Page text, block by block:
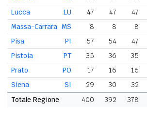
LU
Lucca 47 47 47
MS
Massa-Carrara 8 8 8
PI
Pisa 57 54 47
PT
Pistoia 35 36 35
PO
Prato 17 16 16
SI
Siena 29 30 32
Totale Regione
400 392 378